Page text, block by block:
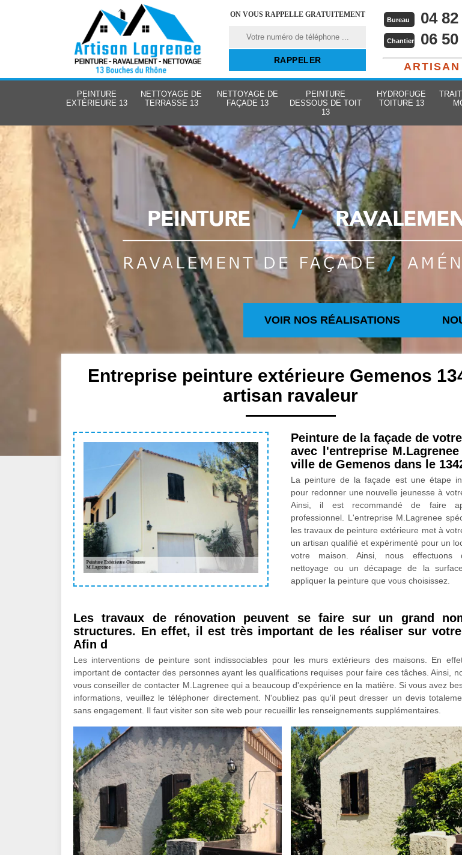
ON VOUS RAPPELLE GRATUITEMENT
Bureau 04
Chantier 06
PEINTURE
EXTÉRIEURE 13
NETTOYAGE DE
TERRASSE 13
NETTOYAGE DE
FAÇADE 13
PEINTURE
DESSOUS DE TOIT
13
HYDROFUGE
TOITURE 13
VOIR NOS RÉALISATIONS
Entreprise peinture extérieure Gemenos
artisan ravaleur
Peinture de la façade de
avec l'entreprise
ville de Gemenos dans le
La peinture de la façade est une étape
pour redonner une nouvelle jeunesse à
Ainsi, il est recommandé de faire
professionnel. L'entreprise M.Lagrenee
les travaux de peinture extérieure met à
un artisan qualifié et expérimenté pour un
votre maison. Ainsi, nous effectuons
nettoyage ou un décapage de la
appliquer la peinture que vous choisissez.
Les travaux de rénovation peuvent se faire sur un grand
structures. En effet, il est très important de les réaliser sur votre
Afin d
Les interventions de peinture sont indissociables pour les murs extérieurs des maisons. En
important de contacter des personnes ayant les qualifications requises pour faire ces tâches. Ainsi,
vous conseiller de contacter M.Lagrenee qui a beaucoup d'expérience en la matière. Si vous avez
informations, veuillez le téléphoner directement. N'oubliez pas qu'il peut dresser un devis
sans engagement. Il faut visiter son site web pour recueillir les renseignements supplémentaires.